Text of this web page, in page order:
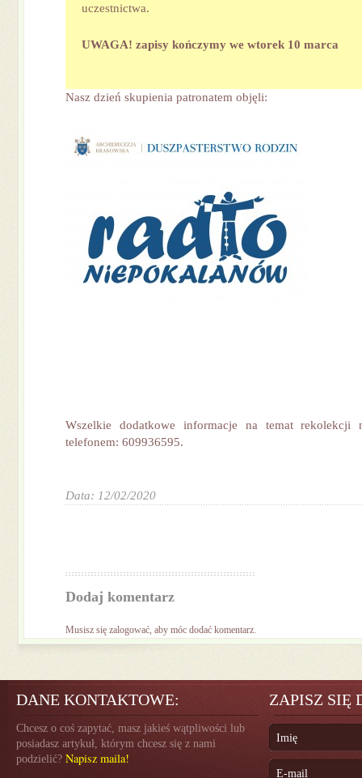
uczestnictwa.
UWAGA! zapisy kończymy we wtorek 10 marca
Nasz dzień skupienia patronatem objęli:
Wszelkie dodatkowe informacje na temat rekolekcji
telefonem: 609936595.
Data: 12/02/2020
Dodaj komentarz
Musisz się zalogować, aby móc dodać komentarz.
DANE KONTAKTOWE:
Chcesz o coś zapytać, masz jakieś wątpliwości lub
posiadasz artykuł, którym chcesz się z nami
podzielić? Napisz maila!
ZAPISZ SIĘ